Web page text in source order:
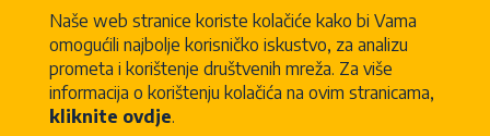
Kontakt
Centar za odgoj, obrazovanje i razvojnu
podršku dr. Terezija Salaj Rakić
Nikole Tesle 4
33000 Virovitica
Naše web stranice koriste kolačiće kako bi Vama
omogućili najbolje korisničko iskustvo, za analizu
prometa i korištenje društvenih mreža. Za više
informacija o korištenju kolačića na ovim stranicama,
kliknite ovdje.